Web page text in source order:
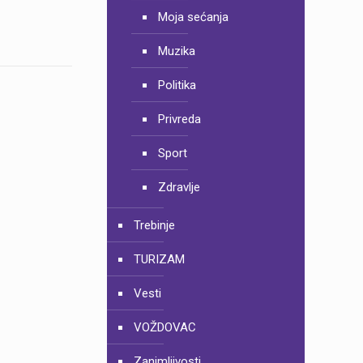
Moja sećanja
Muzika
Politika
Privreda
Sport
Zdravlje
Trebinje
TURIZAM
Vesti
VOŽDOVAC